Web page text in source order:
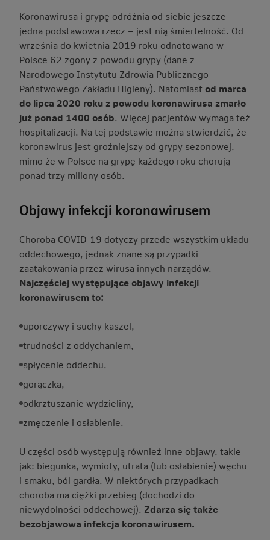
Koronawirusa i grypę odróżnia od siebie jeszcze
jedna podstawowa rzecz – jest nią śmiertelność. Od
września do kwietnia 2019 roku odnotowano w
Polsce 62 zgony z powodu grypy (dane z
Narodowego Instytutu Zdrowia Publicznego –
Państwowego Zakładu Higieny). Natomiast od marca
do lipca 2020 roku z powodu koronawirusa zmarło
już ponad 1400 osób. Więcej pacjentów wymaga też
hospitalizacji. Na tej podstawie można stwierdzić, że
koronawirus jest groźniejszy od grypy sezonowej,
mimo że w Polsce na grypę każdego roku chorują
ponad trzy miliony osób.
Objawy infekcji koronawirusem
Choroba COVID-19 dotyczy przede wszystkim układu
oddechowego, jednak znane są przypadki
zaatakowania przez wirusa innych narządów.
Najczęściej występujące objawy infekcji
koronawirusem to:
uporczywy i suchy kaszel,
trudności z oddychaniem,
spłycenie oddechu,
gorączka,
odkrztuszanie wydzieliny,
zmęczenie i osłabienie.
U części osób występują również inne objawy, takie
jak: biegunka, wymioty, utrata (lub osłabienie) węchu
i smaku, ból gardła. W niektórych przypadkach
choroba ma ciężki przebieg (dochodzi do
niewydolności oddechowej). Zdarza się także
bezobjawowa infekcja koronawirusem.